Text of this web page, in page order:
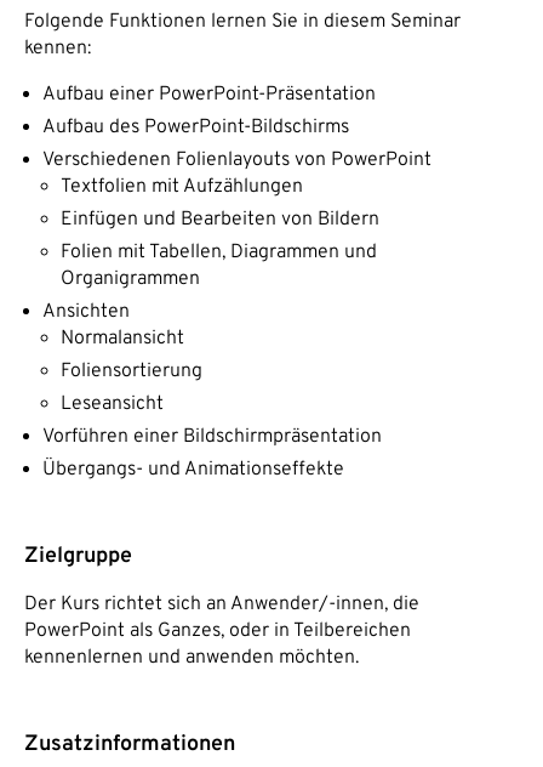
Folgende Funktionen lernen Sie in diesem Seminar
kennen:
Aufbau einer PowerPoint-Präsentation
Aufbau des PowerPoint-Bildschirms
Verschiedenen Folienlayouts von PowerPoint
Textfolien mit Aufzählungen
Einfügen und Bearbeiten von Bildern
Folien mit Tabellen, Diagrammen und
Organigrammen
Ansichten
Normalansicht
Foliensortierung
Leseansicht
Vorführen einer Bildschirmpräsentation
Übergangs- und Animationseffekte
Zielgruppe
Der Kurs richtet sich an Anwender/-innen, die
PowerPoint als Ganzes, oder in Teilbereichen
kennenlernen und anwenden möchten.
Zusatzinformationen